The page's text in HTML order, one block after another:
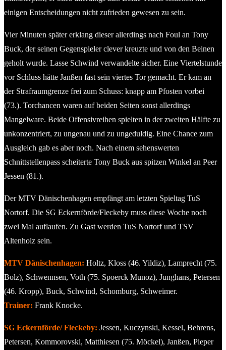
einigen Entscheidungen nicht zufrieden gewesen zu sein.
Vier Minuten später erklang dieser allerdings nach Foul an Tony
Buck, der seinen Gegenspieler clever kreuzte und von den Beinen
geholt wurde. Lasse Schwind verwandelte sicher. Eine Viertelstunde
vor Schluss hätte Janßen fast sein viertes Tor gemacht. Er kam an
der Strafraumgrenze frei zum Schuss: knapp am Pfosten vorbei
(73.). Torchancen waren auf beiden Seiten sonst allerdings
Mangelware. Beide Offensivreihen spielten in der zweiten Hälfte zu
unkonzentriert, zu ungenau und zu ungeduldig. Eine Chance zum
Ausgleich gab es aber noch. Nach einem sehenswerten
Schnittstellenpass scheiterte Tony Buck aus spitzen Winkel an Peer
Jessen (81.).
Der MTV Dänischenhagen empfängt am letzten Spieltag TuS
Nortorf. Die SG Eckernförde/Fleckeby muss diese Woche noch
zwei Mal auflaufen. Zu Gast werden TuS Nortorf und TSV
Altenholz sein.
MTV Dänischenhagen: Holtz, Kloss (46. Yildiz), Lamprecht (75.
Bolz), Schwennsen, Voth (75. Spoerck Munoz), Junghans, Petersen
(46. Kropp), Buck, Schwind, Schomburg, Schweimer.
Trainer: Frank Knocke.
SG Eckernförde/ Fleckeby: Jessen, Kuczynski, Kessel, Behrens,
Petersen, Kommorovski, Matthiesen (75. Möckel), Janßen, Pieper